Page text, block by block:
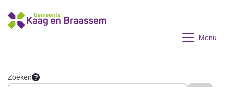
Ga naar de inhoud van deze pagina
Ga naar het zoeken
Ga naar het menu
Menu
Zoeken